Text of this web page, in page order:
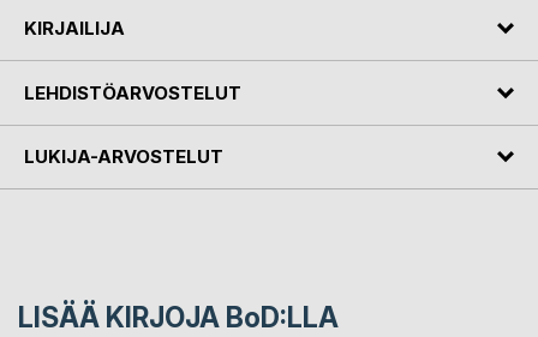
KIRJAILIJA
LEHDISTÖARVOSTELUT
LUKIJA-ARVOSTELUT
LISÄÄ KIRJOJA BoD:LLA